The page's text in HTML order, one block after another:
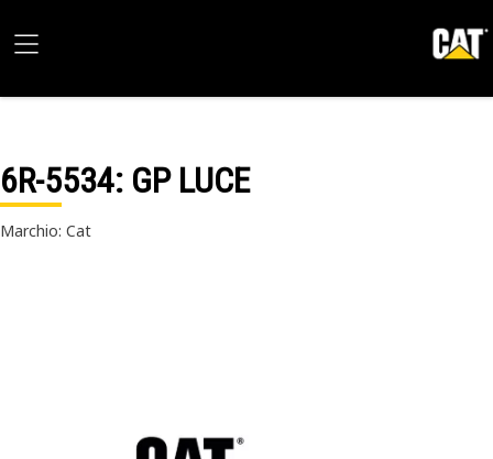
6R-5534: GP LUCE
Marchio: Cat